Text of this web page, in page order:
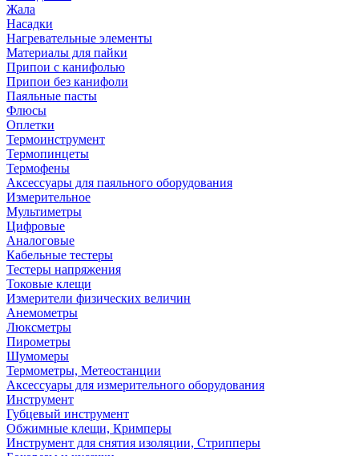
Жала
Насадки
Нагревательные элементы
Материалы для пайки
Припои с канифолью
Припои без канифоли
Паяльные пасты
Флюсы
Оплетки
Термоинструмент
Термопинцеты
Термофены
Аксессуары для паяльного оборудования
Измерительное
Мультиметры
Цифровые
Аналоговые
Кабельные тестеры
Тестеры напряжения
Токовые клещи
Измерители физических величин
Анемометры
Люксметры
Пирометры
Шумомеры
Термометры, Метеостанции
Аксессуары для измерительного оборудования
Инструмент
Губцевый инструмент
Обжимные клещи, Кримперы
Инструмент для снятия изоляции, Стрипперы